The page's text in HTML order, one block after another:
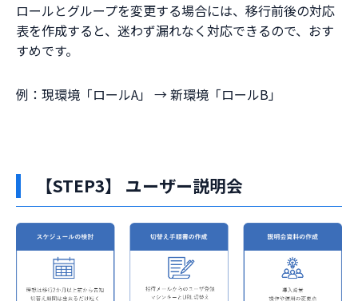
ロールとグループを変更する場合には、移行前後の対応
表を作成すると、迷わず漏れなく対応できるので、おす
すめです。
例：現環境「ロールA」 → 新環境「ロールB」
【STEP3】 ユーザー説明会